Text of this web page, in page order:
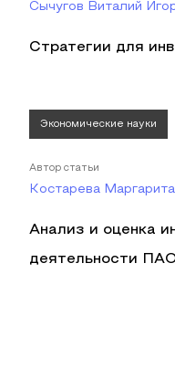
Сычугов Виталий
Стратегии для
Экономические науки
Автор статьи
Костарева
Анализ и оценка
деятельности